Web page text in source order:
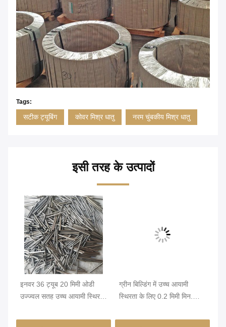
Tags:
सटीक ट्यूबिंग कोवर मिश्र धातु नरम चुंबकीय मिश्र धातु
इसी तरह के उत्पादों
इनवर 36 ट्यूब 20 मिमी ओडी
उज्ज्वल सतह उच्च आयामी स्थिरता
ग्रीन बिल्डिंग में उच्च आयामी
स्थिरता के लिए 0.2 मिमी मिन.
इनवर 36 निकेल आयरन मिश्र धातु